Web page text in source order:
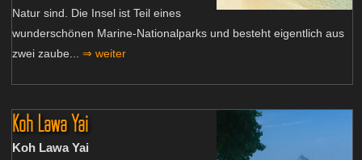
Natur sind. Die Insel ist Teil eines
wunderschönen Marine-Nationalparks und besteht eigentlich aus
zwei zaube... ⇒ weiter
Koh Lawa Yai
Koh Lawa Yai